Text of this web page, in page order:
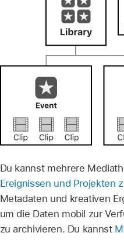
Du kannst mehrere
Ereignissen und Projekten
Metadaten und kreativen
um die Daten mobil zur
zu archivieren. Du kannst